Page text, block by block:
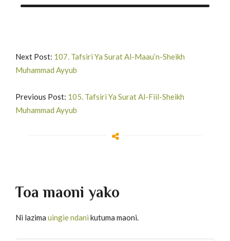
Next Post: 107. Tafsiri Ya Surat Al-Maau’n-Sheikh
Muhammad Ayyub
Previous Post: 105. Tafsiri Ya Surat Al-Fiil-Sheikh
Muhammad Ayyub
Toa maoni yako
Ni lazima uingie ndani kutuma maoni.